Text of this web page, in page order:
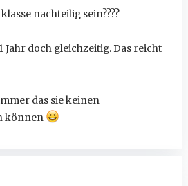
nachteilig sein????
Jahr doch gleichzeitig. Das reicht
das sie keinen
können